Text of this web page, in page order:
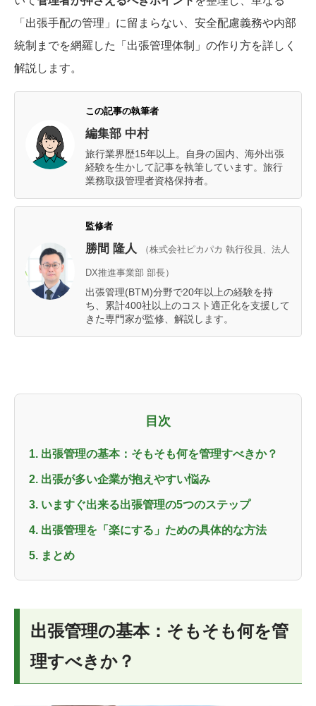
「出張手配の管理」に留まらない、安全配慮義務や内部
統制までを網羅した「出張管理体制」の作り方を詳しく
解説します。
この記事の執筆者
編集部 中村
旅行業界歴15年以上。自身の国内、海外出張
経験を生かして記事を執筆しています。旅行
業務取扱管理者資格保持者。
監修者
勝間 隆人 （株式会社ピカパカ 執行役員、法人
DX推進事業部 部長）
出張管理(BTM)分野で20年以上の経験を持
ち、累計400社以上のコスト適正化を支援して
きた専門家が監修、解説します。
目次
1. 出張管理の基本：そもそも何を管理すべきか？
2. 出張が多い企業が抱えやすい悩み
3. いますぐ出来る出張管理の5つのステップ
4. 出張管理を「楽にする」ための具体的な方法
5. まとめ
出張管理の基本：そもそも何を管
理すべきか？